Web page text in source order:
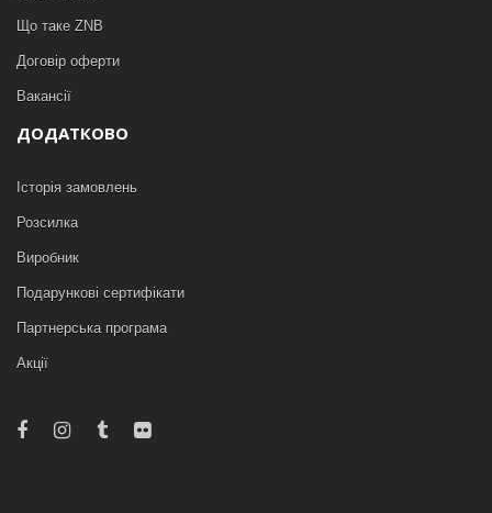
Що таке ZNB
Договір оферти
Вакансії
ДОДАТКОВО
Історія замовлень
Розсилка
Виробник
Подарункові сертифікати
Партнерська програма
Акції